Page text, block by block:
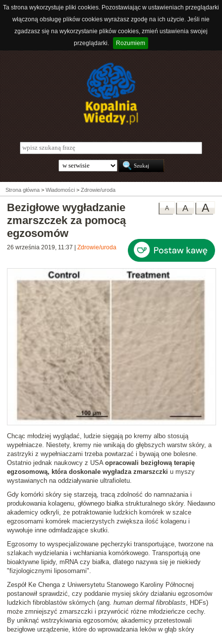
Ta strona wykorzystuje pliki cookies. Pozostawiając w ustawieniach przeglądarki
włączoną obsługę plików cookies wyrażasz zgodę na ich użycie. Jeśli nie
zgadzasz się na wykorzystanie plików cookies, zmień ustawienia swojej
przeglądarki.
Rozumiem
Strona główna > Wiadomości > Zdrowie/uroda
A
A
A
Bezigłowe wygładzanie
zmarszczek za pomocą
egzosomów
26 września 2019, 11:37 Zdrowie/uroda
Chcąc młodziej wyglądać, ludzie sięgają po kremy albo stosują
wypełniacze. Niestety, kremy nie wnikają do głębszych warstw skóry, a
zastrzyki z wypełniaczami trzeba powtarzać i bywają one bolesne.
Ostatnio jednak naukowcy z USA opracowali bezigłową terapię
egzosomową, która doskonale wygładza zmarszczki u myszy
wystawianych na oddziaływanie ultrafioletu.
Gdy komórki skóry się starzeją, tracą zdolność do namnażania i
produkowania kolagenu, głównego białka strukturalnego skóry. Niedawno
akademicy odkryli, że potraktowanie ludzkich komórek w szalce
egzosomami komórek macierzystych zwiększa ilość kolagenu i
wywołuje inne odmładzające skutki.
Egzosomy to wyspecjalizowane pęcherzyki transportujące, tworzone na
szlakach wydzielania i wchłaniania komórkowego. Transportują one
bioaktywne lipidy, mRNA czy białka, dlatego nazywa się je niekiedy
"fizjologicznymi liposomami".
Zespół Ke Chenga z Uniwersytetu Stanowego Karoliny Północnej
postanowił sprawdzić, czy poddanie mysiej skóry działaniu egzosomów
ludzkich fibroblastów skórnych (ang. human dermal fibroblasts, HDFs)
może zmniejszyć zmarszczki i przywrócić różne młodzieńcze cechy.
By uniknąć wstrzykiwania egzosomów, akademicy przetestowali
bezigłowe urządzenie, które do wprowadzania leków w głąb skóry